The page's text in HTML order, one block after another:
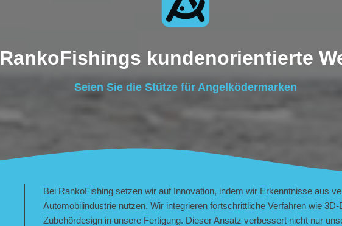
RankoFishings kundenorientierte
Seien Sie die Stütze für Angelködermarken
Bei RankoFishing setzen wir auf Innovation, indem wir Erkenntnisse aus
Automobilindustrie nutzen. Wir integrieren fortschrittliche Verfahren wie
Zubehördesign in unsere Fertigung. Dieser Ansatz verbessert nicht nur